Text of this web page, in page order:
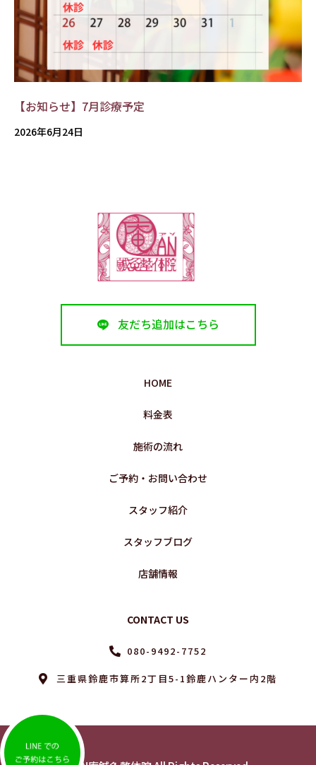
【お知らせ】7月診療予定
2026年6月24日
友だち追加はこちら
HOME
料金表
施術の流れ
ご予約・お問い合わせ
スタッフ紹介
スタッフブログ
店舗情報
CONTACT US
080-9492-7752
三重県鈴鹿市算所2丁目5-1鈴鹿ハンター内2階